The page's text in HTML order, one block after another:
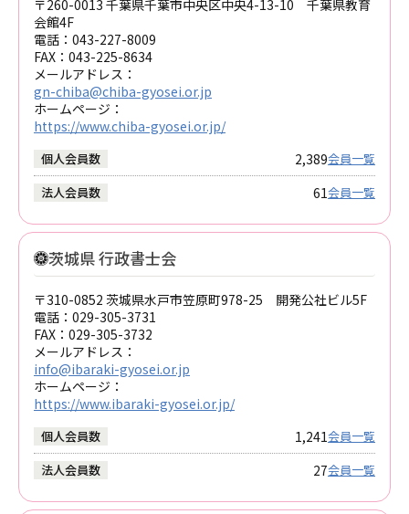
〒260-0013 千葉県千葉市中央区中央4-13-10 千葉県教育
会館4F
電話： 043-227-8009
FAX： 043-225-8634
メールアドレス：
gn-chiba@chiba-gyosei.or.jp
ホームページ：
https://www.chiba-gyosei.or.jp/
個人会員数 2,389会員一覧
法人会員数
61会員一覧
茨城県 行政書士会
〒310-0852 茨城県水戸市笠原町978-25 開発公社ビル5F
電話： 029-305-3731
FAX： 029-305-3732
メールアドレス：
info@ibaraki-gyosei.or.jp
ホームページ：
https://www.ibaraki-gyosei.or.jp/
個人会員数 1,241会員一覧
法人会員数
27会員一覧